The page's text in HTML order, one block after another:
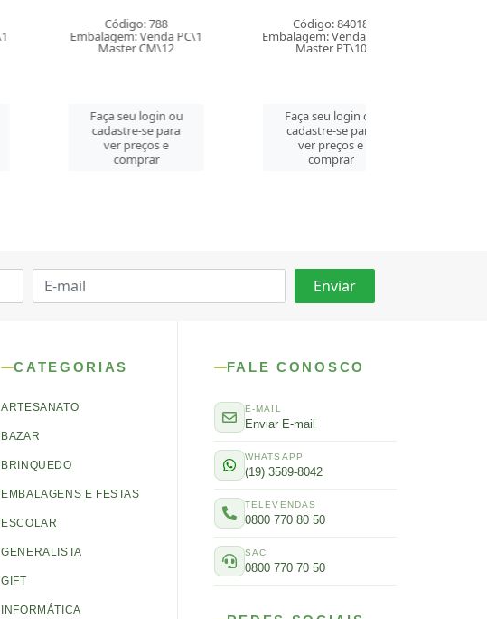
Código: 788
Embalagem: Venda PC\1
Master CM\12
Faça seu login ou
cadastre-se para
ver preços e
Código: 84018
Embalagem: Venda PT\10
Master PT\10
Faça seu login ou
cadastre-se para
ver preços e
CATEGORIAS
ARTESANATO
BAZAR
BRINQUEDO
EMBALAGENS E FESTAS
ESCOLAR
GENERALISTA
GIFT
INFORMÁTICA
FALE CONOSCO
E-MAIL
Enviar E-mail
WHATSAPP
(19) 3589-8042
TELEVENDAS
0800 770 80 50
SAC
0800 770 70 50